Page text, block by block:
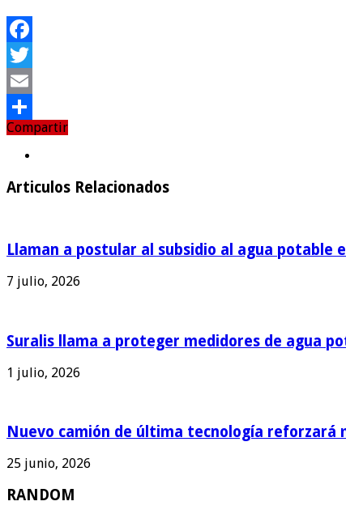
Facebook
Twitter
Email
Compartir
Compartir
Articulos Relacionados
Llaman a postular al subsidio al agua potable
7 julio, 2026
Suralis llama a proteger medidores de agua
1 julio, 2026
Nuevo camión de última tecnología reforzará
25 junio, 2026
RANDOM